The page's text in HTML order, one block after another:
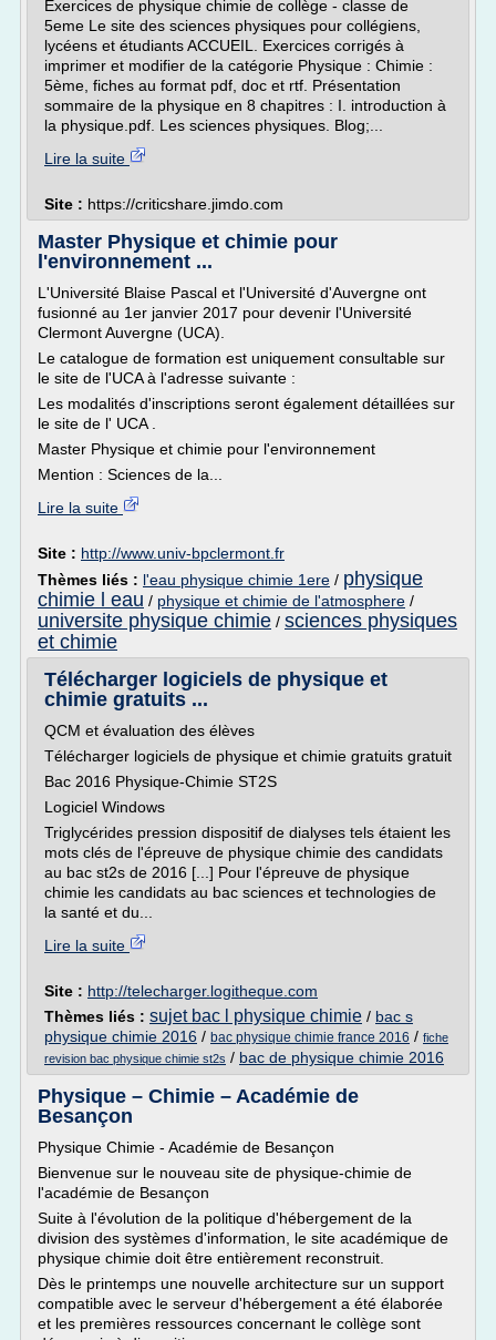
Exercices de physique chimie de collège - classe de
5eme Le site des sciences physiques pour collégiens,
lycéens et étudiants ACCUEIL. Exercices corrigés à
imprimer et modifier de la catégorie Physique : Chimie :
5ème, fiches au format pdf, doc et rtf. Présentation
sommaire de la physique en 8 chapitres : I. introduction à
la physique.pdf. Les sciences physiques. Blog;...
Lire la suite
Site : https://criticshare.jimdo.com
Master Physique et chimie pour
l'environnement ...
L'Université Blaise Pascal et l'Université d'Auvergne ont
fusionné au 1er janvier 2017 pour devenir l'Université
Clermont Auvergne (UCA).
Le catalogue de formation est uniquement consultable sur
le site de l'UCA à l'adresse suivante :
Les modalités d'inscriptions seront également détaillées sur
le site de l' UCA .
Master Physique et chimie pour l'environnement
Mention : Sciences de la...
Lire la suite
Site : http://www.univ-bpclermont.fr
Thèmes liés : l'eau physique chimie 1ere / physique
chimie l eau / physique et chimie de l'atmosphere /
universite physique chimie / sciences physiques
et chimie
Télécharger logiciels de physique et
chimie gratuits ...
QCM et évaluation des élèves
Télécharger logiciels de physique et chimie gratuits gratuit
Bac 2016 Physique-Chimie ST2S
Logiciel Windows
Triglycérides pression dispositif de dialyses tels étaient les
mots clés de l'épreuve de physique chimie des candidats
au bac st2s de 2016 [...] Pour l'épreuve de physique
chimie les candidats au bac sciences et technologies de
la santé et du...
Lire la suite
Site : http://telecharger.logitheque.com
Thèmes liés : sujet bac l physique chimie / bac s
physique chimie 2016 / bac physique chimie france 2016 / fiche
revision bac physique chimie st2s / bac de physique chimie 2016
Physique – Chimie – Académie de
Besançon
Physique Chimie - Académie de Besançon
Bienvenue sur le nouveau site de physique-chimie de
l'académie de Besançon
Suite à l'évolution de la politique d'hébergement de la
division des systèmes d'information, le site académique de
physique chimie doit être entièrement reconstruit.
Dès le printemps une nouvelle architecture sur un support
compatible avec le serveur d'hébergement a été élaborée
et les premières ressources concernant le collège sont